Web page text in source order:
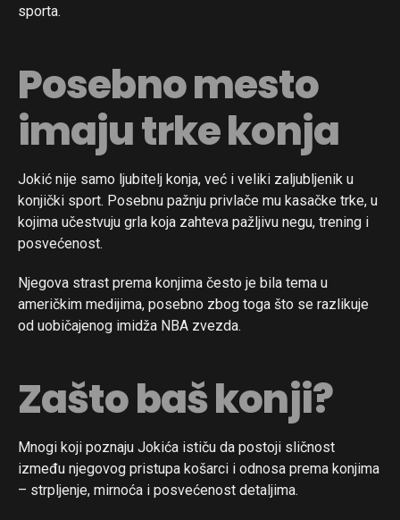
sporta.
Posebno mesto
imaju trke konja
Jokić nije samo ljubitelj konja, već i veliki zaljubljenik u
konjički sport. Posebnu pažnju privlače mu kasačke trke, u
kojima učestvuju grla koja zahteva pažljivu negu, trening i
posvećenost.
Njegova strast prema konjima često je bila tema u
američkim medijima, posebno zbog toga što se razlikuje
od uobičajenog imidža NBA zvezda.
Zašto baš konji?
Mnogi koji poznaju Jokića ističu da postoji sličnost
između njegovog pristupa košarci i odnosa prema konjima
– strpljenje, mirnoća i posvećenost detaljima.